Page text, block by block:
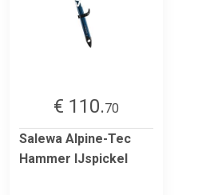
€ 110.70
Salewa Alpine-Tec
Hammer IJspickel